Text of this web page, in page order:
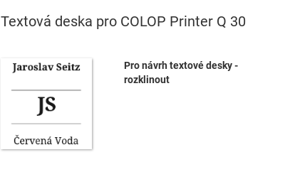
Textová deska pro COLOP Printer Q 30
Pro návrh textové desky -
rozklinout